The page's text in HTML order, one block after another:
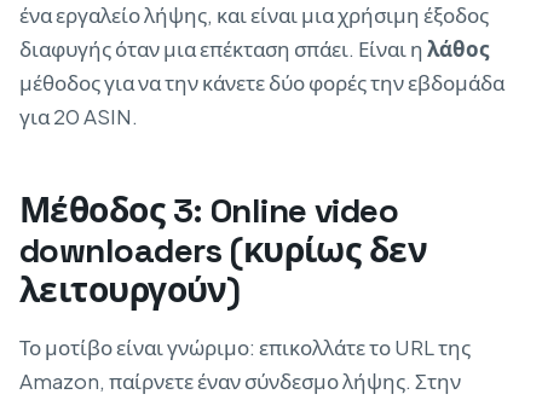
ένα εργαλείο λήψης, και είναι μια χρήσιμη έξοδος
διαφυγής όταν μια επέκταση σπάει. Είναι η λάθος
μέθοδος για να την κάνετε δύο φορές την εβδομάδα
για 20 ASIN.
Μέθοδος 3: Online video
downloaders (κυρίως δεν
λειτουργούν)
Το μοτίβο είναι γνώριμο: επικολλάτε το URL της
Amazon, παίρνετε έναν σύνδεσμο λήψης. Στην